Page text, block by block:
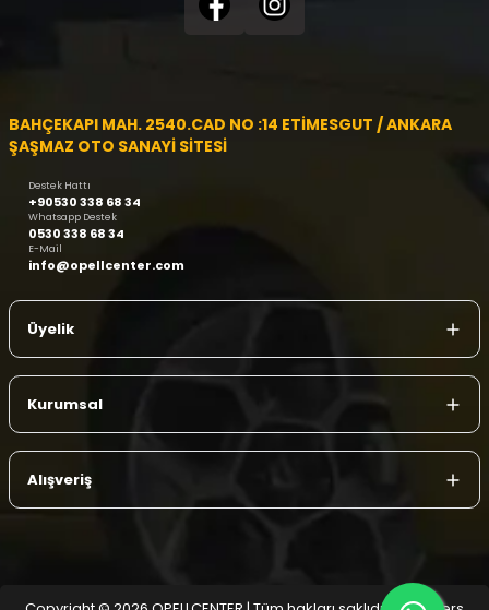
BAHÇEKAPI MAH. 2540.CAD NO :14 ETİMESGUT / ANKARA
ŞAŞMAZ OTO SANAYİ SİTESİ
Destek Hattı
+90530 338 68 34
Whatsapp Destek
0530 338 68 34
E-Mail
info@opellcenter.com
Üyelik
Kurumsal
Alışveriş